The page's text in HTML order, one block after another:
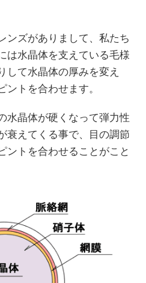
ンズがありまして、私たち
は水晶体を支えている毛様
して水晶体の厚みを変え
ントを合わせます。
水晶体が硬くなって弾力性
衰えてくる事で、目の調節
ントを合わせることがこと